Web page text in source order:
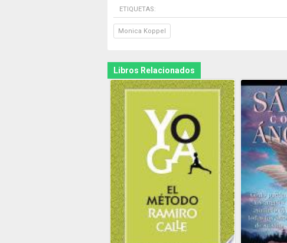
ETIQUETAS:
Monica Koppel
Libros Relacionados